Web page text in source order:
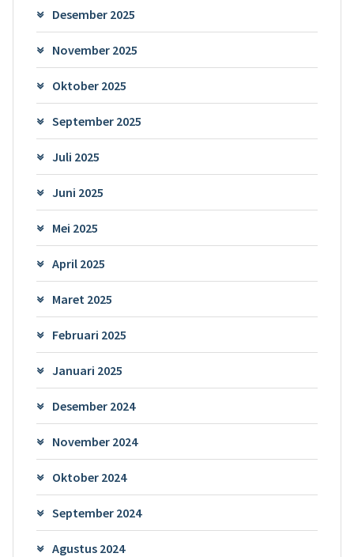
Desember 2025
November 2025
Oktober 2025
September 2025
Juli 2025
Juni 2025
Mei 2025
April 2025
Maret 2025
Februari 2025
Januari 2025
Desember 2024
November 2024
Oktober 2024
September 2024
Agustus 2024